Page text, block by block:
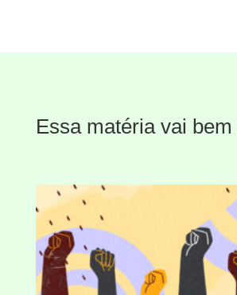
Essa matéria vai bem